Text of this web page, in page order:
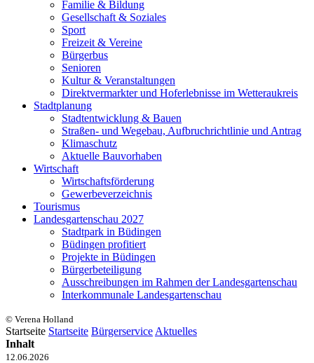
Familie & Bildung
Gesellschaft & Soziales
Sport
Freizeit & Vereine
Bürgerbus
Senioren
Kultur & Veranstaltungen
Direktvermarkter und Hoferlebnisse im Wetteraukreis
Stadtplanung
Stadtentwicklung & Bauen
Straßen- und Wegebau, Aufbruchrichtlinie und Antrag
Klimaschutz
Aktuelle Bauvorhaben
Wirtschaft
Wirtschaftsförderung
Gewerbeverzeichnis
Tourismus
Landesgartenschau 2027
Stadtpark in Büdingen
Büdingen profitiert
Projekte in Büdingen
Bürgerbeteiligung
Ausschreibungen im Rahmen der Landesgartenschau
Interkommunale Landesgartenschau
© Verena Holland
Startseite Startseite Bürgerservice Aktuelles
Inhalt
12.06.2026